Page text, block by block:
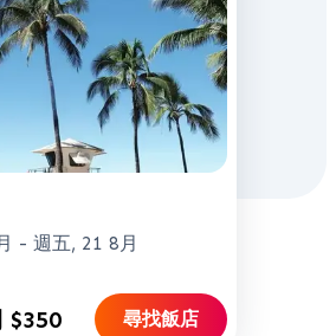
- 週五, 21 8月
$350 尋找飯店